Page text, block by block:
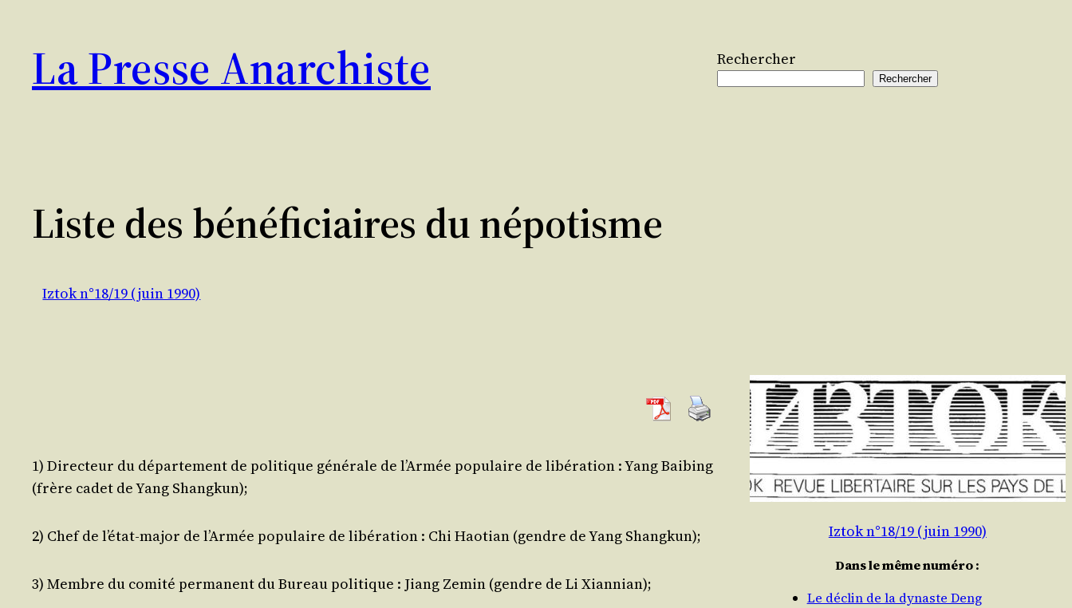
contenu
La Presse Anarchiste Rechercher
Rechercher
Liste des bénéficiaires du népotisme
Iztok n°18/19 (juin 1990)
1) Direc­teur du dépar­te­ment de poli­tique géné­rale de l’Ar­mée popu­laire de libé­ra­tion : Yang Bai­bing
(frère cadet de Yang Shangkun);
2) Chef de l’é­tat-major de l’Ar­mée popu­laire de libé­ra­tion : Chi Hao­tian (gendre de Yang Shangkun);
3) Membre du comi­té per­ma­nent du Bureau poli­tique : Jiang Zemin (gendre de Li Xiannian);
Iztok n°18/19 (juin 1990)
Dans le même numéro :
Le déclin de la dynaste Deng